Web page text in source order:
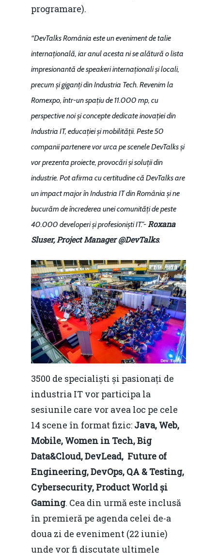
programare).
“DevTalks România este un eveniment de talie
internațională, iar anul acesta ni se alătură o lista
impresionantă de speakeri internaționali și locali,
precum și giganți din Industria Tech. Revenim la
Romexpo, într-un spațiu de 11.000 mp, cu
perspective noi și concepte dedicate inovației din
Industria IT, educației și mobilității. Peste 50
companii partenere vor urca pe scenele DevTalks și
vor prezenta proiecte, provocări și soluții din
industrie. Pot afirma cu certitudine că DevTalks are
un impact major în Industria IT din România și ne
bucurăm de încrederea unei comunități de peste
40.000 developeri și profesioniști IT.”- Roxana
Sluser, Project Manager @DevTalks.
3500 de specialiști și pasionați de
industria IT vor participa la
sesiunile care vor avea loc pe cele
14 scene în format fizic: Java, Web,
Mobile, Women in Tech, Big
Data&Cloud, DevLead, Future of
Engineering, DevOps, QA & Testing,
Cybersecurity, Product World și
Gaming. Cea din urmă este inclusă
în premieră pe agenda celei de-a
doua zi de eveniment (22 iunie)
unde vor fi discutate ultimele